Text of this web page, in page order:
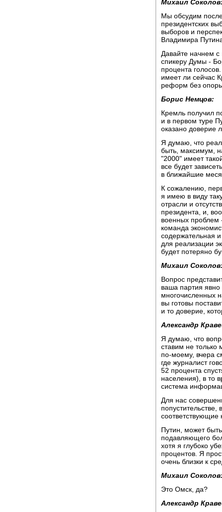
Михаил
Мы обсудим
президентских
выборов и
Владимира
Давайте начнем с
спикеру Думы -
процента
имеет ли сейчас
реформ без
Борис Немцов:
Кремль получил
и в первом туре
оказано доверие
Я думаю, что
быть, максимум,
"2000" имеет
все будет
в ближайшие
К сожалению,
я имею в виду
отрасли и
президента, и,
военных проблем
команда
содержательная
для реализации
будет потеряно
Михаил
Вопрос
ваша партия
многочисленных
вы готовы
и то доверие,
Александр
Я думаю, что
ставим не только
по-моему, вчера
где журналист
52 процента
населения), в то
система
Для нас
Путин, может
подавляющего
хотя я глубоко
процентов. Я
очень близки к
Михаил
Это Омск, да?
Александр